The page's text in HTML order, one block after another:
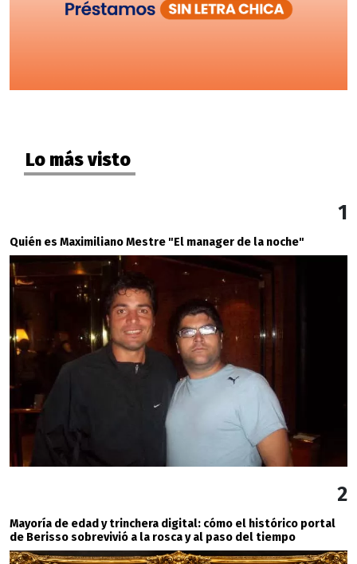
Lo más visto
1
Quién es Maximiliano Mestre "El manager de la noche"
2
Mayoría de edad y trinchera digital: cómo el histórico portal
de Berisso sobrevivió a la rosca y al paso del tiempo